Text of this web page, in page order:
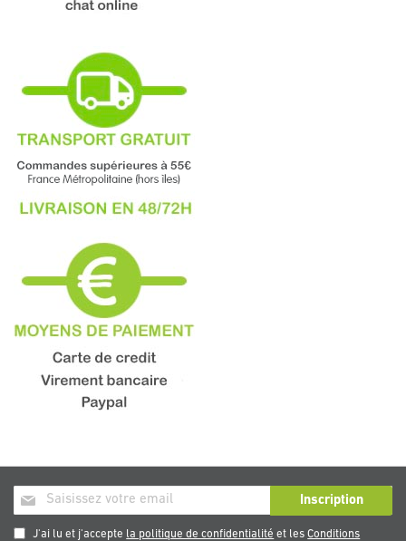
Inscription
à
notre
Inscription
J'ai lu et j'accepte la politique de confidentialité et lesConditions